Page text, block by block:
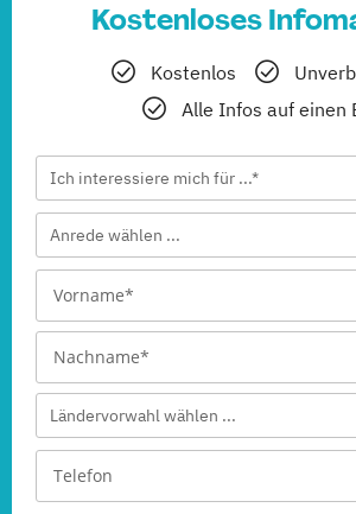
Kostenloses
Kostenlos
Alle Infos auf einen
Ich interessiere mich für ...*
Anrede wählen ...
Ländervorwahl wählen ...